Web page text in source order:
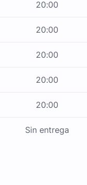
20:00
20:00
20:00
20:00
20:00
Sin entrega